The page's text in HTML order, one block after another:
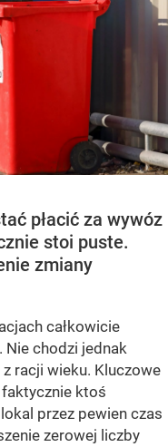
płacić za wywóz
stoi puste.
zmiany
całkowicie
Nie chodzi jednak
racji wieku. Kluczowe
ktoś
przez pewien czas
zerowej liczby